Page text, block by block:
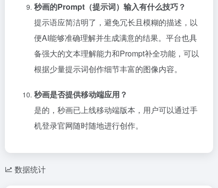
秒画的Prompt（提示词）输入有什么技巧？
提示语应简洁明了，避免冗长且模糊的描述，以
便AI能够准确理解并生成满意的结果。平台也具
备强大的文本理解能力和Prompt补全功能，可以
根据少量提示词创作细节丰富的图像内容。
秒画是否提供移动端应用？
是的，秒画已上线移动端版本，用户可以通过手
机登录官网随时随地进行创作。
数据统计